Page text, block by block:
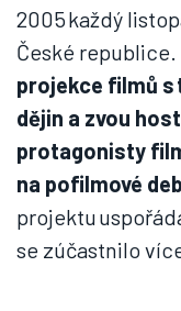
2005 každý
České republice.
projekce filmů
dějin a zvou
protagonisty
na pofilmové
projektu
se zúčastnilo